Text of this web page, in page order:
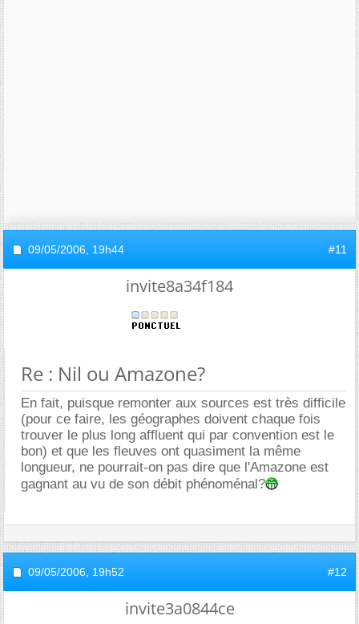
09/05/2006, 19h44 #11
invite8a34f184
Re : Nil ou Amazone?
En fait, puisque remonter aux sources est très difficile
(pour ce faire, les géographes doivent chaque fois
trouver le plus long affluent qui par convention est le
bon) et que les fleuves ont quasiment la même
longueur, ne pourrait-on pas dire que l'Amazone est
gagnant au vu de son débit phénoménal?
09/05/2006, 19h52 #12
invite3a0844ce